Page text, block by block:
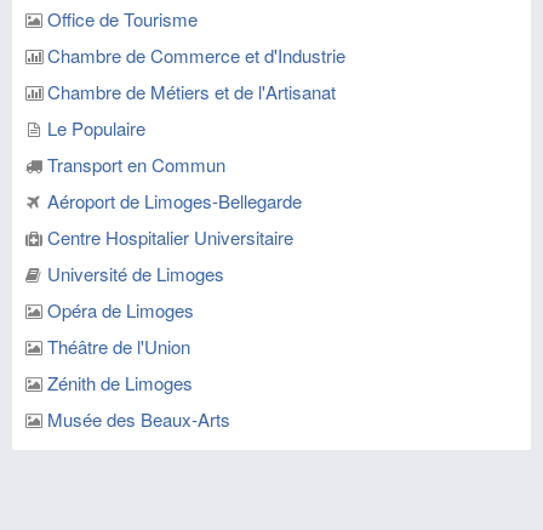
Office de Tourisme
Chambre de Commerce et d'Industrie
Chambre de Métiers et de l'Artisanat
Le Populaire
Transport en Commun
Aéroport de Limoges-Bellegarde
Centre Hospitalier Universitaire
Université de Limoges
Opéra de Limoges
Théâtre de l'Union
Zénith de Limoges
Musée des Beaux-Arts